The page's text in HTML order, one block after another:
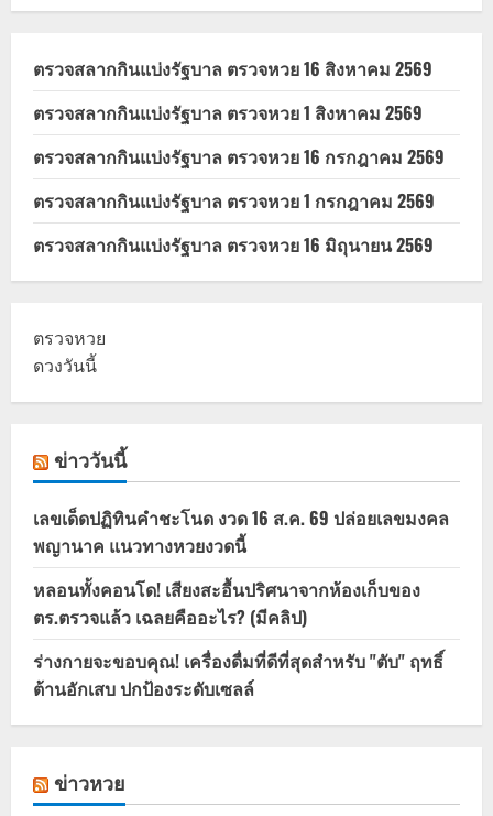
ตรวจสลากกินแบ่งรัฐบาล ตรวจหวย 16 สิงหาคม 2569
ตรวจสลากกินแบ่งรัฐบาล ตรวจหวย 1 สิงหาคม 2569
ตรวจสลากกินแบ่งรัฐบาล ตรวจหวย 16 กรกฎาคม 2569
ตรวจสลากกินแบ่งรัฐบาล ตรวจหวย 1 กรกฎาคม 2569
ตรวจสลากกินแบ่งรัฐบาล ตรวจหวย 16 มิถุนายน 2569
ตรวจหวย
ดวงวันนี้
ข่าววันนี้
เลขเด็ดปฏิทินคำชะโนด งวด 16 ส.ค. 69 ปล่อยเลขมงคล
พญานาค แนวทางหวยงวดนี้
หลอนทั้งคอนโด! เสียงสะอื้นปริศนาจากห้องเก็บของ
ตร.ตรวจแล้ว เฉลยคืออะไร? (มีคลิป)
ร่างกายจะขอบคุณ! เครื่องดื่มที่ดีที่สุดสำหรับ "ตับ" ฤทธิ์
ต้านอักเสบ ปกป้องระดับเซลล์
ข่าวหวย